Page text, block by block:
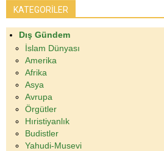
KATEGORİLER
Dış Gündem
İslam Dünyası
Amerika
Afrika
Asya
Avrupa
Örgütler
Hıristiyanlık
Budistler
Yahudi-Musevi